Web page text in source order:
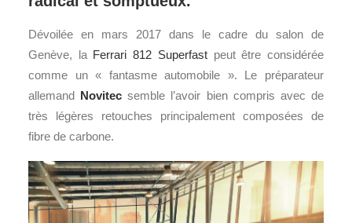
Dévoilée en mars 2017 dans le cadre du salon de
Genève, la Ferrari 812 Superfastpeut être considérée
comme un « fantasme automobile ». Le préparateur
allemand Novitec semble l’avoir bien compris avec de
très légères retouches principalement composées de
fibre de carbone.